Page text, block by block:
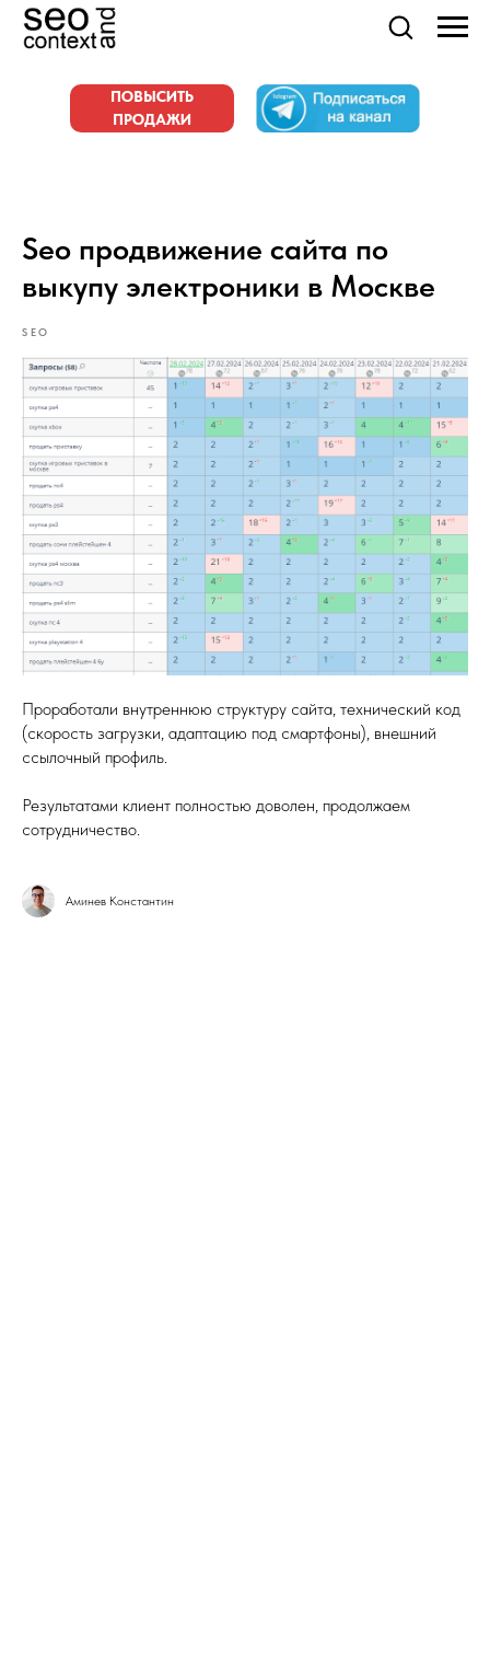
ПОВЫСИТЬ
ПРОДАЖИ
Seo продвижение сайта по
выкупу электроники в Москве
SEO
Проработали внутреннюю структуру сайта, технический код
(скорость загрузки, адаптацию под смартфоны), внешний
ссылочный профиль.
Результатами клиент полностью доволен, продолжаем
сотрудничество.
Аминев Константин